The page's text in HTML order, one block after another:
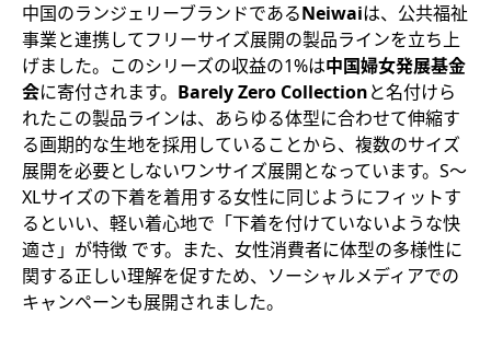
中国のランジェリーブランドであるNeiwaiは、公共福祉
事業と連携してフリーサイズ展開の製品ラインを立ち上
げました。このシリーズの収益の1%は中国婦女発展基金
会に寄付されます。 Barely Zero Collectionと名付けら
れたこの製品ラインは、あらゆる体型に合わせて伸縮す
る画期的な生地を採用していることから、複数のサイズ
展開を必要としないワンサイズ展開となっています。S～
XLサイズの下着を着用する女性に同じようにフィットす
るといい、軽い着心地で「下着を付けていないような快
適さ」が特徴 です。また、女性消費者に体型の多様性に
関する正しい理解を促すため、ソーシャルメディアでの
キャンペーンも展開されました。